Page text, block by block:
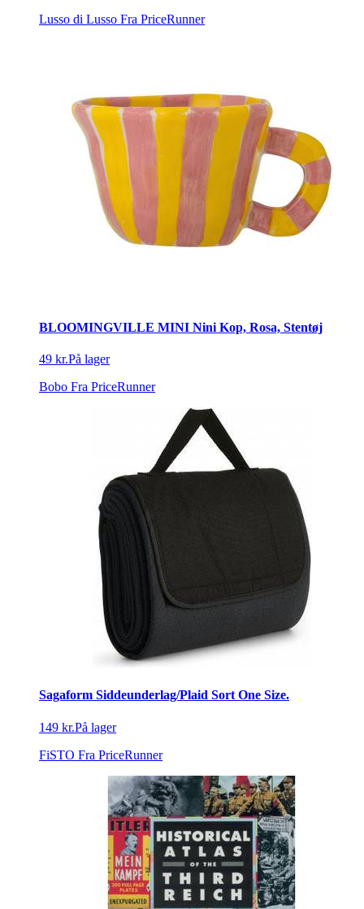
Lusso di Lusso Fra PriceRunner
BLOOMINGVILLE MINI Nini Kop, Rosa, Stentøj
49 kr.På lager
Bobo Fra PriceRunner
Sagaform Siddeunderlag/Plaid Sort One Size.
149 kr.På lager
FiSTO Fra PriceRunner